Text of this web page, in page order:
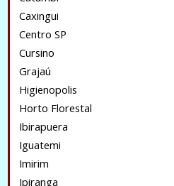
Caxingui
Centro SP
Cursino
Grajaú
Higienopolis
Horto Florestal
Ibirapuera
Iguatemi
Imirim
Ipiranga